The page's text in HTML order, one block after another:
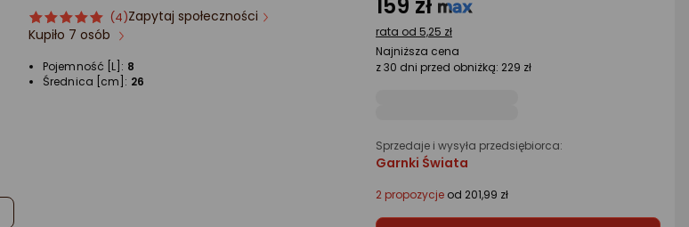
ocena
produktu
gwiazdki
Ocena
produktu
(4)Zapytaj społeczności
Kupiło 7 osób
Pojemność [L]: 8
Średnica [cm]: 26
rata od 5,25 zł
Najniższa cena
z 30 dni przed obniżką: 229 zł
Sprzedaje i wysyła przedsiębiorca:
Garnki Świata
2 propozycje od 201,99 zł